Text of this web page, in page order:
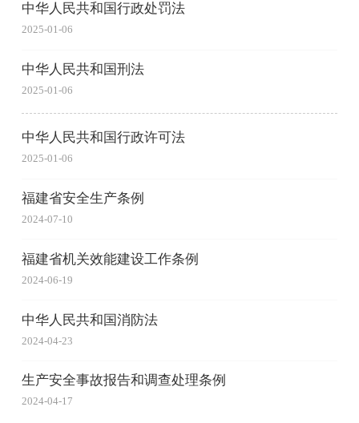
中华人民共和国行政处罚法
2025-01-06
中华人民共和国刑法
2025-01-06
中华人民共和国行政许可法
2025-01-06
福建省安全生产条例
2024-07-10
福建省机关效能建设工作条例
2024-06-19
中华人民共和国消防法
2024-04-23
生产安全事故报告和调查处理条例
2024-04-17